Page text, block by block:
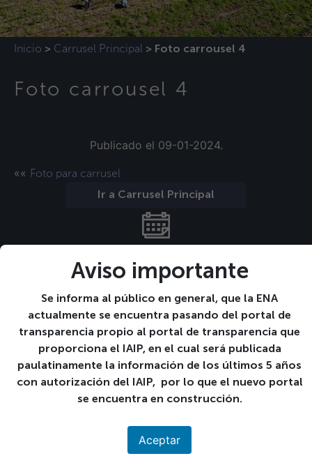
Aviso importante
Se informa al público en general, que la ENA
actualmente se encuentra pasando del portal de
transparencia propio al portal de transparencia que
proporciona el IAIP, en el cual será publicada
paulatinamente la información de los últimos 5 años
con autorización del IAIP, por lo que el nuevo portal
se encuentra en construcción.
Aceptar
Inicio > Carrusel Principal > Foto carrousel 4
Foto carrousel 4
Publicado el 09-01-2024.
«« Foto para carrusel
Ir a Carrusel Principal
Actividades
Descargas